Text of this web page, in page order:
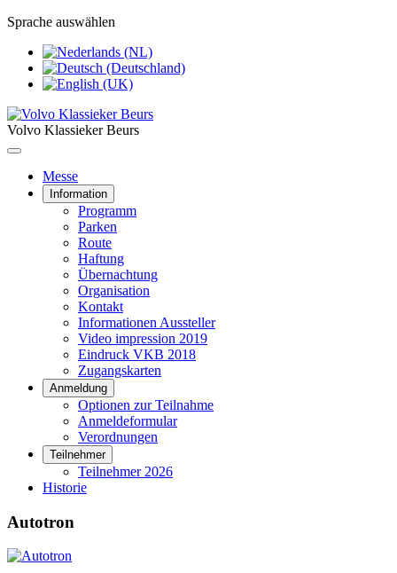
Sprache auswählen
Volvo Klassieker Beurs
Messe
Information
Programm
Parken
Route
Haftung
Übernachtung
Organisation
Kontakt
Informationen Aussteller
Video impression 2019
Eindruck VKB 2018
Zugangskarten
Anmeldung
Optionen zur Teilnahme
Anmeldeformular
Verordnungen
Teilnehmer
Teilnehmer 2026
Historie
Autotron